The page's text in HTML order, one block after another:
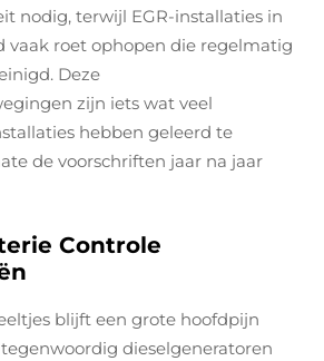
nodig, terwijl EGR-installaties in
vaak roet ophopen die regelmatig
Deze
zijn iets wat veel
hebben geleerd te
de voorschriften jaar na jaar
Controle
blijft een grote hoofdpijn
dieselgeneratoren